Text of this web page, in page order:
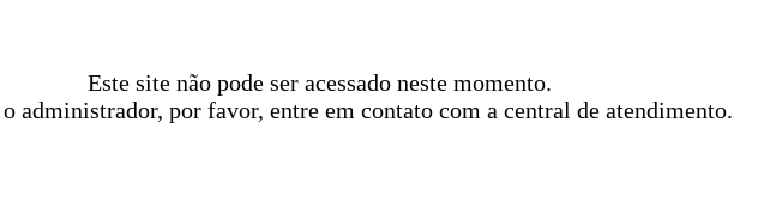
Este site não pode ser acessado neste momento.
o administrador, por favor, entre em contato com a central de atendimento.